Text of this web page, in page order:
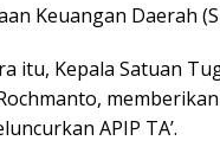
Keuangan Daerah
itu, Kepala Satuan
APIP TA’.